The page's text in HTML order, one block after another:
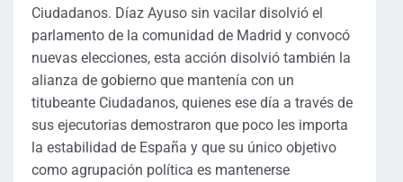
Ciudadanos. Díaz Ayuso sin vacilar disolvió el
parlamento de la comunidad de Madrid y convocó
nuevas elecciones, esta acción disolvió también la
alianza de gobierno que mantenía con un
titubeante Ciudadanos, quienes ese día a través de
sus ejecutorias demostraron que poco les importa
la estabilidad de España y que su único objetivo
como agrupación política es mantenerse